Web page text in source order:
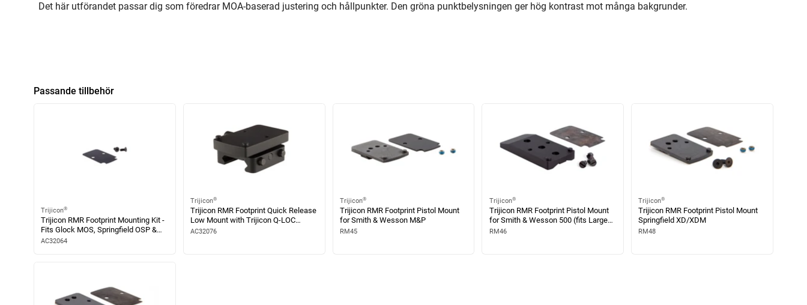
Det här utförandet passar dig som föredrar MOA-baserad justering och hållpunkter. Den gröna punktbelysningen ger hög kontrast mot många bakgrunder.
Passande tillbehör
Trijicon®
Trijicon RMR Footprint Mounting Kit -
Fits Glock MOS, Springfield OSP &
Prodigy , Walther PDP, and H&K VP9
AC32064
Trijicon®
Trijicon RMR Footprint Quick Release
Low Mount with Trijicon Q-LOC
Technology
AC32076
Trijicon®
Trijicon RMR Footprint Pistol Mount
for Smith & Wesson M&P
RM45
Trijicon®
Trijicon RMR Footprint Pistol Mount
for Smith & Wesson 500 (fits Large
Frame Revolver)
RM46
Trijicon®
Trijicon RMR Footprint Pistol Mount
Springfield XD/XDM
RM48